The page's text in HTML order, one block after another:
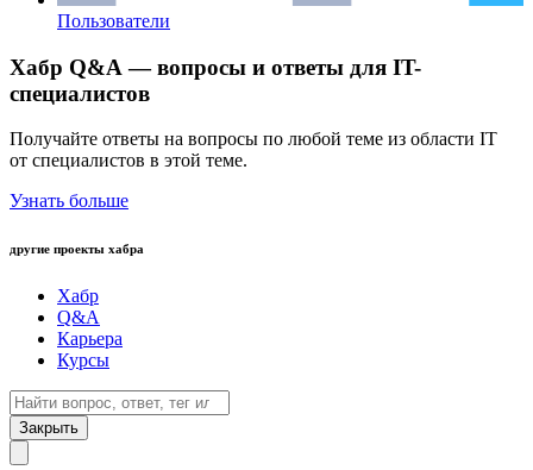
Пользователи
Хабр Q&A — вопросы и ответы для IT-
специалистов
Получайте ответы на вопросы по любой теме из области IT
от специалистов в этой теме.
Узнать больше
другие проекты хабра
Хабр
Q&A
Карьера
Курсы
Закрыть